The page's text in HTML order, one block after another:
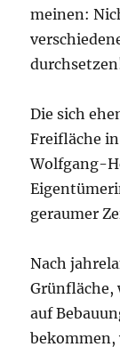
meinen:
Die sich
Freifläche
Wolfgang-
geraumer
Nach
Grünfläche,
auf
bekommen,